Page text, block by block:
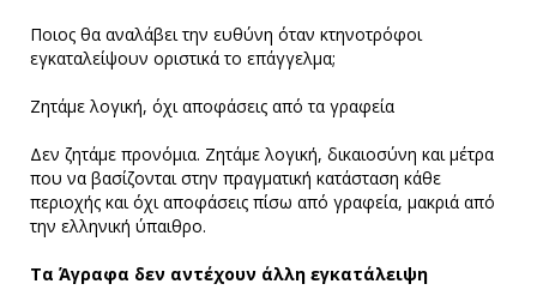
Ποιος θα αναλάβει την ευθύνη όταν κτηνοτρόφοι
εγκαταλείψουν οριστικά το επάγγελμα;
Ζητάμε λογική, όχι αποφάσεις από τα γραφεία
Δεν ζητάμε προνόμια. Ζητάμε λογική, δικαιοσύνη και μέτρα
που να βασίζονται στην πραγματική κατάσταση κάθε
περιοχής και όχι αποφάσεις πίσω από γραφεία, μακριά από
την ελληνική ύπαιθρο.
Τα Άγραφα δεν αντέχουν άλλη εγκατάλειψη